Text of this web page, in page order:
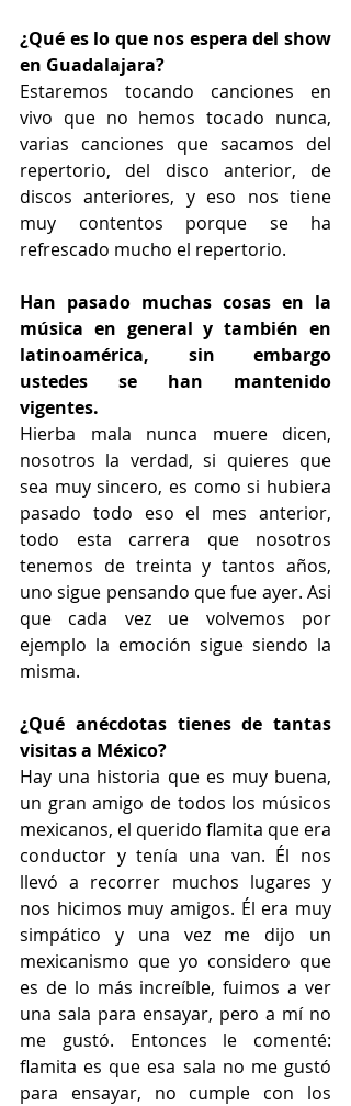
¿Qué es lo que nos espera del show
en Guadalajara?
Estaremos tocando canciones en
vivo que no hemos tocado nunca,
varias canciones que sacamos del
repertorio, del disco anterior, de
discos anteriores, y eso nos tiene
muy contentos porque se ha
refrescado mucho el repertorio.
Han pasado muchas cosas en la
música en general y también en
latinoamérica, sin embargo
ustedes se han mantenido
vigentes.
Hierba mala nunca muere dicen,
nosotros la verdad, si quieres que
sea muy sincero, es como si hubiera
pasado todo eso el mes anterior,
todo esta carrera que nosotros
tenemos de treinta y tantos años,
uno sigue pensando que fue ayer. Asi
que cada vez ue volvemos por
ejemplo la emoción sigue siendo la
misma.
¿Qué anécdotas tienes de tantas
visitas a México?
Hay una historia que es muy buena,
un gran amigo de todos los músicos
mexicanos, el querido flamita que era
conductor y tenía una van. Él nos
llevó a recorrer muchos lugares y
nos hicimos muy amigos. Él era muy
simpático y una vez me dijo un
mexicanismo que yo considero que
es de lo más increíble, fuimos a ver
una sala para ensayar, pero a mí no
me gustó. Entonces le comenté:
flamita es que esa sala no me gustó
para ensayar, no cumple con los